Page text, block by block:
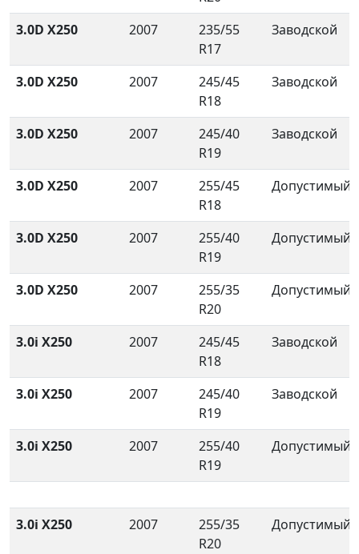
3.0D X250 2007
235/55
R17
Заводской
3.0D X250 2007
245/45
R18
Заводской
3.0D X250 2007
245/40
R19
Заводской
3.0D X250 2007
255/45
R18
Допустимый
3.0D X250 2007
255/40
R19
Допустимый
3.0D X250 2007
255/35
R20
Допустимый
3.0i X250 2007
245/45
R18
Заводской
3.0i X250 2007
245/40
R19
Заводской
3.0i X250 2007
255/40
R19
Допустимый
3.0i X250 2007
255/35
R20
Допустимый